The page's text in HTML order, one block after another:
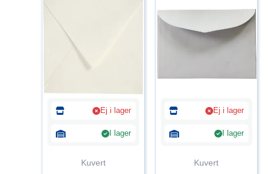
Ej i lager
I lager
Kuvert
Ej i lager
I lager
Kuvert